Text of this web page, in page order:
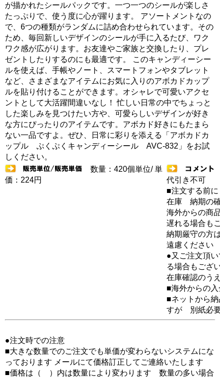
が描かれたシールパックです。一つ一つのシールが楽しさ
たっぷりで、使う度に心が躍ります。 アソートメントなの
で、6つの種類がランダムに詰め合わせられています。その
ため、毎回新しいデザインのシールが手に入るたび、ワク
ワク感が広がります。お友達やご家族と交換したり、プレ
ゼントしたりするのにも最適です。 このキャンディーシー
ルを使えば、手帳やノート、スマートフォンやタブレット
など、さまざまなアイテムにお気に入りのアボカドカップ
ルを貼り付けることができます。オシャレで可愛いアクセ
ントとして大活躍間違いなし！ 忙しい日常の中でちょっと
した楽しみを見つけたい方や、可愛らしいデザインが好き
な方にぴったりのアイテムです。アボカド好きにもたまら
ない一品ですよ。ぜひ、日常に彩りを添える「アボカドカ
ップル ぷくぷくキャンディーシール AVC-832」をお試
しください。
数量：420個単位/ 単
価：224円
代引き不可
■注文する前に
在庫 納期の
海外からの商
遅れる場合も
納期厳守の方
遠慮ください
●又ご注文頂
る場合もござ
在庫確認のう
■海外からの
■ネットから
すが 別紙必
●注文時での注意
■大きな数量でのご注文でも単価が変わらないシステムにな
っております メールにて価格訂正してご連絡いたします
■価格は（ ）内は数量により変わります 数量の多い場合